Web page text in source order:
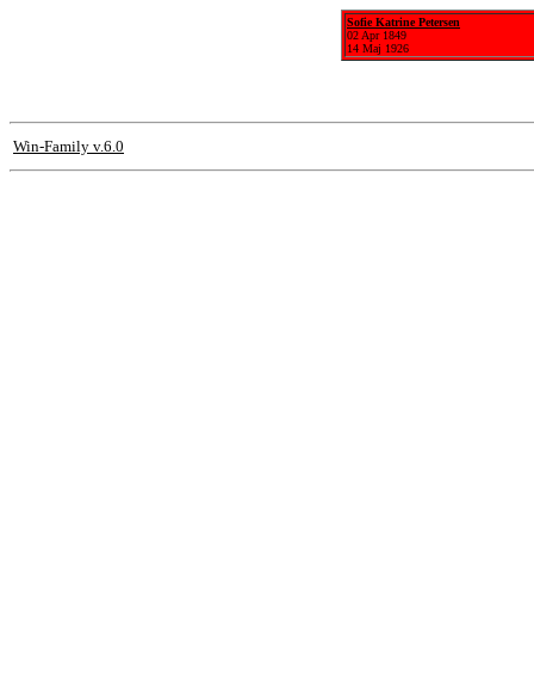
Sofie Katrine Petersen
02 Apr 1849
14 Maj 1926
Win-Family v.6.0